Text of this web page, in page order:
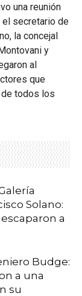
una reunión
el secretario de
la concejal
y
al
que
todos los
Solano:
a
Budge:
a una
su